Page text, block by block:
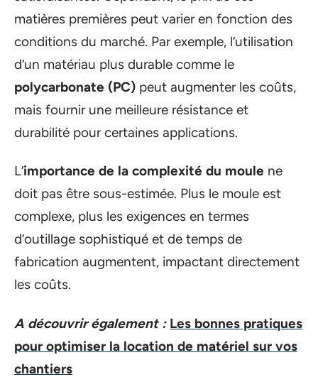
matières premières peut varier en fonction des
conditions du marché. Par exemple, l’utilisation
d’un matériau plus durable comme le
polycarbonate (PC) peut augmenter les coûts,
mais fournir une meilleure résistance et
durabilité pour certaines applications.
L’importance de la complexité du moule ne
doit pas être sous-estimée. Plus le moule est
complexe, plus les exigences en termes
d’outillage sophistiqué et de temps de
fabrication augmentent, impactant directement
les coûts.
A découvrir également : Les bonnes pratiques
pour optimiser la location de matériel sur vos
chantiers